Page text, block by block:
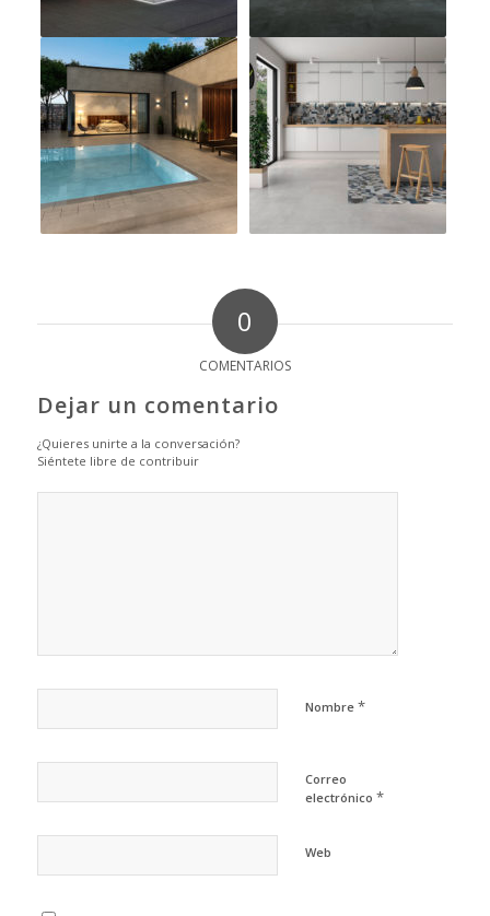
0
COMENTARIOS
Dejar un comentario
¿Quieres unirte a la conversación?
Siéntete libre de contribuir
Nombre *
Correo
electrónico *
Web